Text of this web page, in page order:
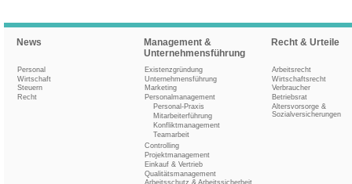
News
Personal
Wirtschaft
Steuern
Recht
Management &
Unternehmensführung
Existenzgründung
Unternehmensführung
Marketing
Personalmanagement
Personal-Praxis
Mitarbeiterführung
Konfliktmanagement
Teamarbeit
Controlling
Projektmanagement
Einkauf & Vertrieb
Qualitätsmanagement
Recht & Urteile
Arbeitsrecht
Wirtschaftsrecht
Verbraucher
Betriebsrat
Altersvorsorge &
Sozialversicherungen